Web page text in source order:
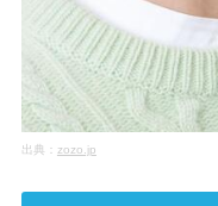
出典： zozo.jp